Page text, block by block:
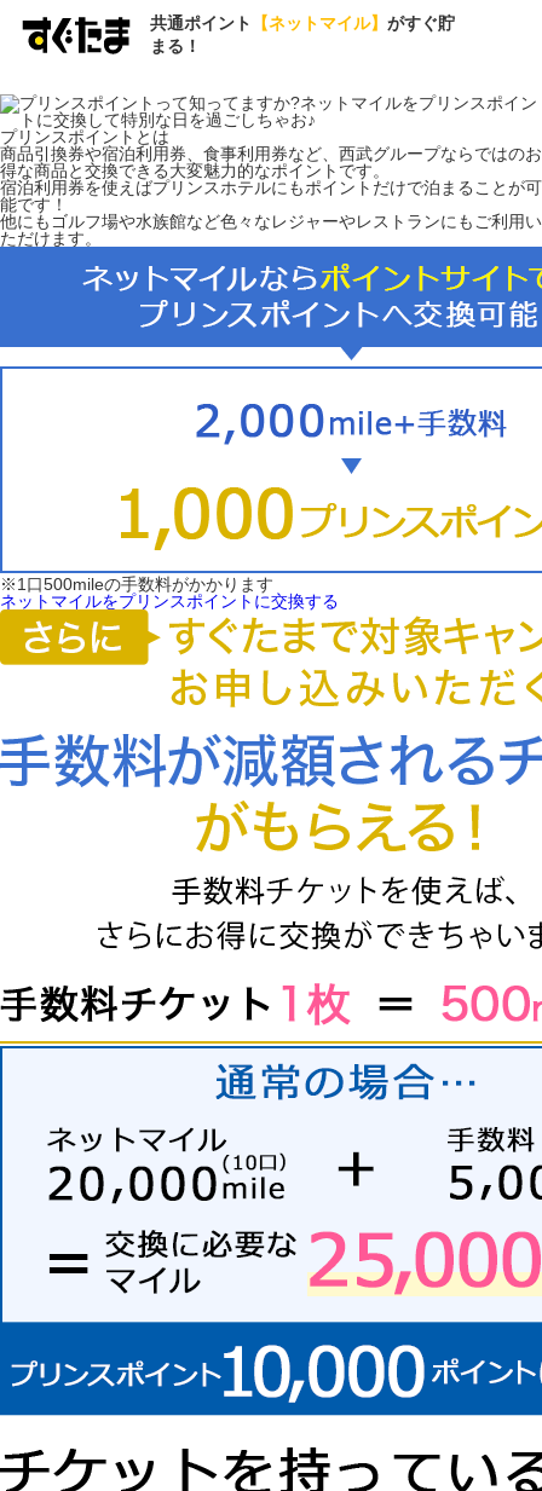
共通ポイント 【ネットマイル】 がすぐ貯
まる！
プリンスポイントとは
商品引換券や宿泊利用券、食事利用券など、西武グループならではのお
得な商品と交換できる大変魅力的なポイントです。
宿泊利用券を使えばプリンスホテルにもポイントだけで泊まることが可
能です！
他にもゴルフ場や水族館など色々なレジャーやレストランにもご利用い
ただけます。
※1口500mileの手数料がかかります
ネットマイルをプリンスポイントに交換する